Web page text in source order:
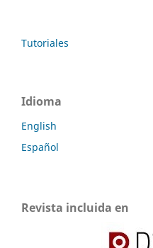
Tutoriales
Idioma
English
Español
Revista incluida en